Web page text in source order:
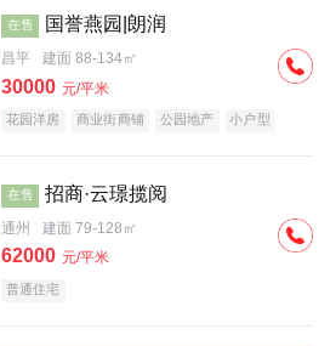
在售 国誉燕园|朗润
昌平 建面 88-134㎡
30000 元/平米
花园洋房 商业街商铺 公园地产
小户型
在售 招商·云璟揽阅
通州 建面 79-128㎡
62000 元/平米
普通住宅